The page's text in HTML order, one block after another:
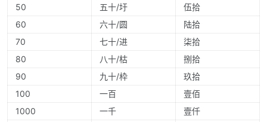
50
五十/圩
伍拾
60
六十/圆
陆拾
70
七十/进
柒拾
80
八十/枯
捌拾
90
九十/枠
玖拾
100
一百
壹佰
1000
一千
壹仟